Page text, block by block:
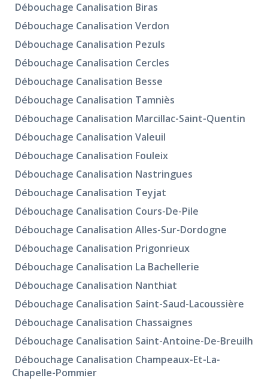
Débouchage Canalisation Biras
Débouchage Canalisation Verdon
Débouchage Canalisation Pezuls
Débouchage Canalisation Cercles
Débouchage Canalisation Besse
Débouchage Canalisation Tamniès
Débouchage Canalisation Marcillac-Saint-Quentin
Débouchage Canalisation Valeuil
Débouchage Canalisation Fouleix
Débouchage Canalisation Nastringues
Débouchage Canalisation Teyjat
Débouchage Canalisation Cours-De-Pile
Débouchage Canalisation Alles-Sur-Dordogne
Débouchage Canalisation Prigonrieux
Débouchage Canalisation La Bachellerie
Débouchage Canalisation Nanthiat
Débouchage Canalisation Saint-Saud-Lacoussière
Débouchage Canalisation Chassaignes
Débouchage Canalisation Saint-Antoine-De-Breuilh
Débouchage Canalisation Champeaux-Et-La-
Chapelle-Pommier